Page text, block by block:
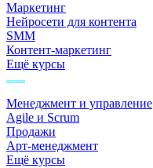
Маркетинг
Нейросети для контента
SMM
Контент-маркетинг
Ещё курсы
Менеджмент и управление
Agile и Scrum
Продажи
Арт-менеджмент
Ещё курсы